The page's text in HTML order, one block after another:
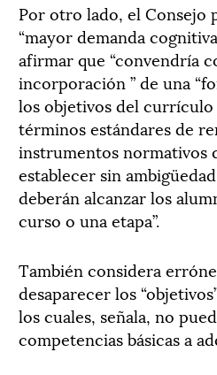
Por otro lado, el Consejo
“mayor demanda
afirmar que “convendría
incorporación ” de una
los objetivos del
términos estándares de
instrumentos normativos
establecer sin
deberán alcanzar los
curso o una etapa”.
También considera
desaparecer los
los cuales, señala, no
competencias básicas a